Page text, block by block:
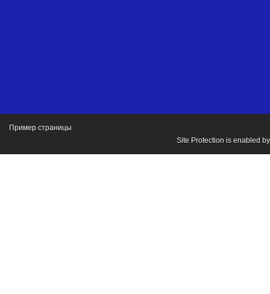
Пример страницы
Site Protection is enabled